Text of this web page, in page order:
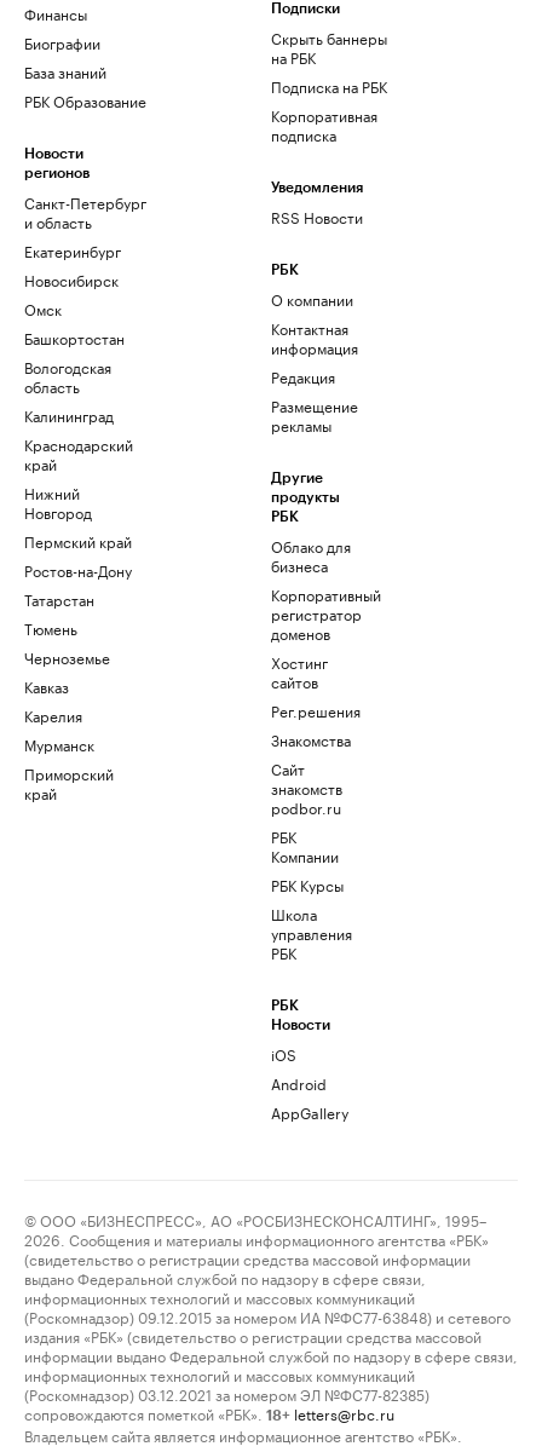
Финансы
Биографии
База знаний
РБК Образование
Новости
регионов
Санкт-Петербург
и область
Екатеринбург
Новосибирск
Омск
Башкортостан
Вологодская
область
Калининград
Краснодарский
край
Нижний
Новгород
Пермский край
Ростов-на-Дону
Татарстан
Тюмень
Черноземье
Кавказ
Карелия
Мурманск
Приморский
край
Подписки
Скрыть баннеры
на РБК
Подписка на РБК
Корпоративная
подписка
Уведомления
RSS Новости
РБК
О компании
Контактная
информация
Редакция
Размещение
рекламы
Другие
продукты
РБК
Облако для
бизнеса
Корпоративный
регистратор
доменов
Хостинг
сайтов
Рег.решения
Знакомства
Сайт
знакомств
podbor.ru
РБК
Компании
РБК Курсы
Школа
управления
РБК
РБК
Новости
iOS
Android
AppGallery
© ООО «БИЗНЕСПРЕСС», АО «РОСБИЗНЕСКОНСАЛТИНГ», 1995–
2026. Сообщения и материалы информационного агентства «РБК»
(свидетельство о регистрации средства массовой информации
выдано Федеральной службой по надзору в сфере связи,
информационных технологий и массовых коммуникаций
(Роскомнадзор) 09.12.2015 за номером ИА №ФС77-63848) и сетевого
издания «РБК» (свидетельство о регистрации средства массовой
информации выдано Федеральной службой по надзору в сфере связи,
информационных технологий и массовых коммуникаций
(Роскомнадзор) 03.12.2021 за номером ЭЛ №ФС77-82385)
сопровождаются пометкой «РБК».
18+ letters@rbc.ru
Владельцем сайта является информационное агентство «РБК».